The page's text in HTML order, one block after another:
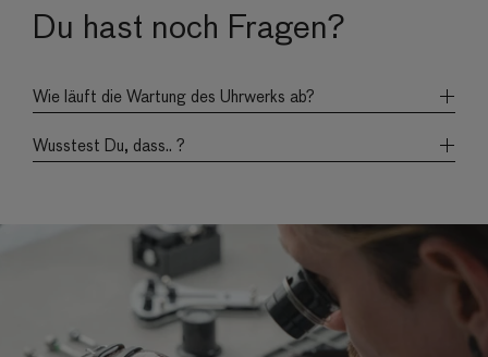
Du hast noch Fragen?
Wie läuft die Wartung des Uhrwerks ab?
Wusstest Du, dass.. ?